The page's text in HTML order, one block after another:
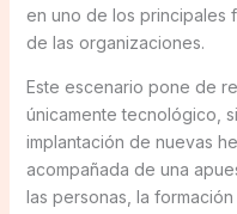
en uno de los principales
de las organizaciones.
Este escenario pone de
únicamente tecnológico,
implantación de nuevas
acompañada de una
las personas, la